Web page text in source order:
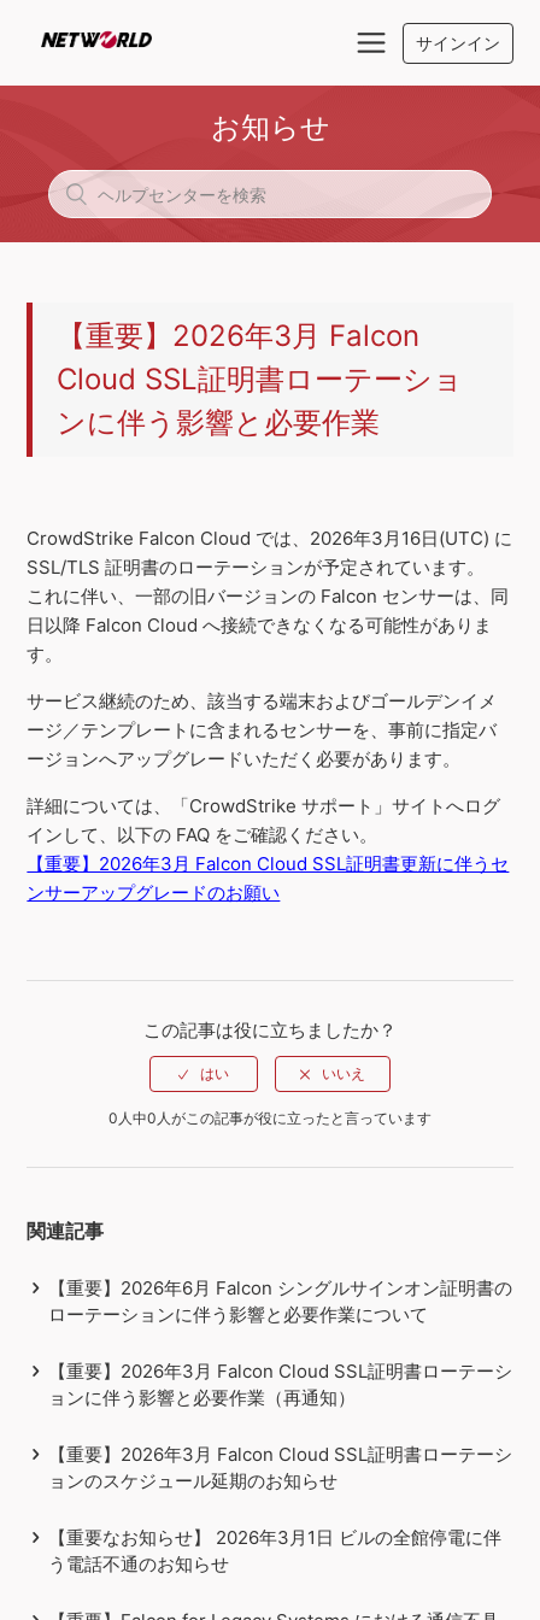
サインイン
お知らせ
【重要】2026年3月 Falcon
Cloud SSL証明書ローテーショ
ンに伴う影響と必要作業
CrowdStrike Falcon Cloud では、2026年3月16日(UTC) に
SSL/TLS 証明書のローテーションが予定されています。
これに伴い、一部の旧バージョンの Falcon センサーは、同
日以降 Falcon Cloud へ接続できなくなる可能性がありま
す。
サービス継続のため、該当する端末およびゴールデンイメ
ージ／テンプレートに含まれるセンサーを、事前に指定バ
ージョンへアップグレードいただく必要があります。
詳細については、「CrowdStrike サポート」サイトへログ
インして、以下の FAQ をご確認ください。
【重要】2026年3月 Falcon Cloud SSL証明書更新に伴うセ
ンサーアップグレードのお願い
この記事は役に立ちましたか？
0人中0人がこの記事が役に立ったと言っています
関連記事
【重要】2026年6月 Falcon シングルサインオン証明書の
ローテーションに伴う影響と必要作業について
【重要】2026年3月 Falcon Cloud SSL証明書ローテーシ
ョンに伴う影響と必要作業（再通知）
【重要】2026年3月 Falcon Cloud SSL証明書ローテーシ
ョンのスケジュール延期のお知らせ
【重要なお知らせ】 2026年3月1日 ビルの全館停電に伴
う電話不通のお知らせ